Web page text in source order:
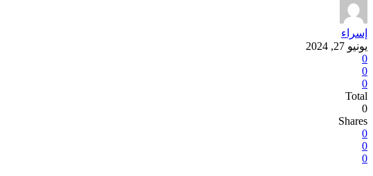
إسراء
يونيو 27, 2024
0
0
0
Total
0
Shares
0
0
0